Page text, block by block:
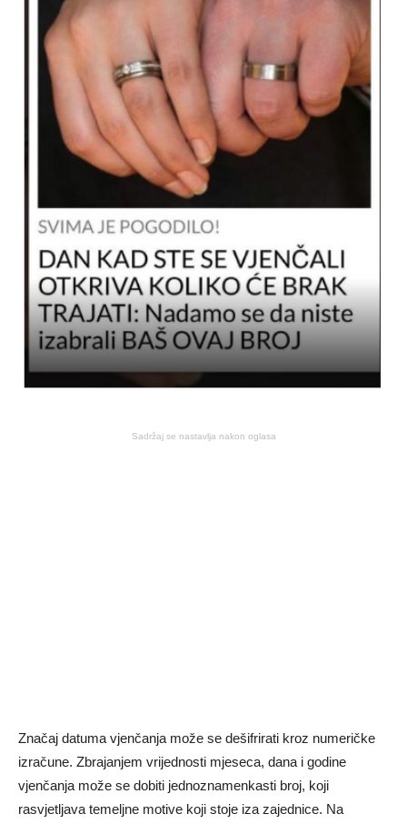
Sadržaj se nastavlja nakon oglasa
Značaj datuma vjenčanja može se dešifrirati kroz numeričke
izračune. Zbrajanjem vrijednosti mjeseca, dana i godine
vjenčanja može se dobiti jednoznamenkasti broj, koji
rasvjetljava temeljne motive koji stoje iza zajednice. Na